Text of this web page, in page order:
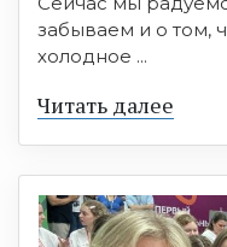
забываем и о том,
холодное ...
Читать далее